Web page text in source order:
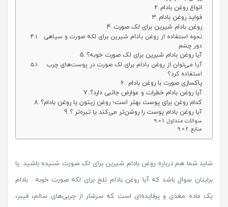
انواع روغن بادام
فواید روغن بادام
روغن بادام شیرین برای لک صورت
نحوه استفاده از روغن بادام شیرین برای لکه صورت و سیاهی
دور چشم
آیا روغن بادام شیرین برای لک صورت خوبه؟
آیا می‌توان از روغن بادام برای لک صورت در پوست‌های چرب
استفاده کرد؟
پاکسازی صورت با روغن بادام
آیا روغن بادام خطرات و عوارض جانبی دارد؟
کدام روغن برای پوست بهتر است؛ روغن زیتون یا روغن بادام؟
آیا روغن بادام پوست را روشن‌تر می‌کند یا تیره‌تر ؟
سوالات متداول
منابع
شاید شما هم درباره روغن بادام شیرین برای لک صورت شنیده باشید. یا
برایتان سوال باشد که آیا روغن بادام تلخ برای لکه صورت خوبه . بادام
یک ماده مغذی و پرفایده‌ای است که سرشار از چربی‌های سالم، فیبر،